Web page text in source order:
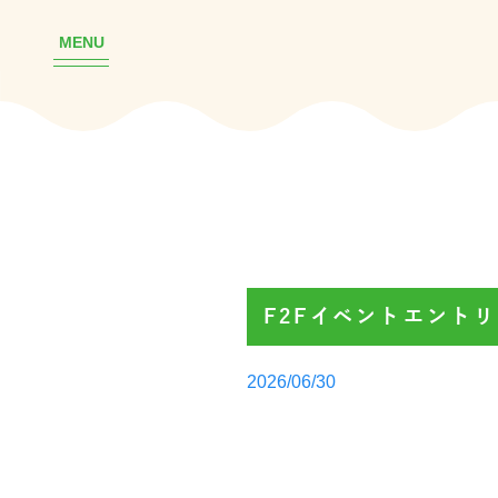
MENU
F2Fイベントエント
Posted
2026/06/30